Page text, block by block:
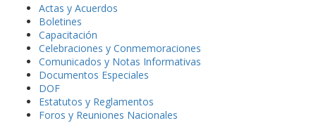
Actas y Acuerdos
Boletines
Capacitación
Celebraciones y Conmemoraciones
Comunicados y Notas Informativas
Documentos Especiales
DOF
Estatutos y Reglamentos
Foros y Reuniones Nacionales